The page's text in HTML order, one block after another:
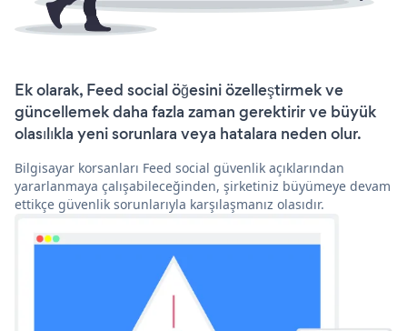
Ek olarak, Feed social öğesini özelleştirmek ve
güncellemek daha fazla zaman gerektirir ve büyük
olasılıkla yeni sorunlara veya hatalara neden olur.
Bilgisayar korsanları Feed social güvenlik açıklarından
yararlanmaya çalışabileceğinden, şirketiniz büyümeye devam
ettikçe güvenlik sorunlarıyla karşılaşmanız olasıdır.